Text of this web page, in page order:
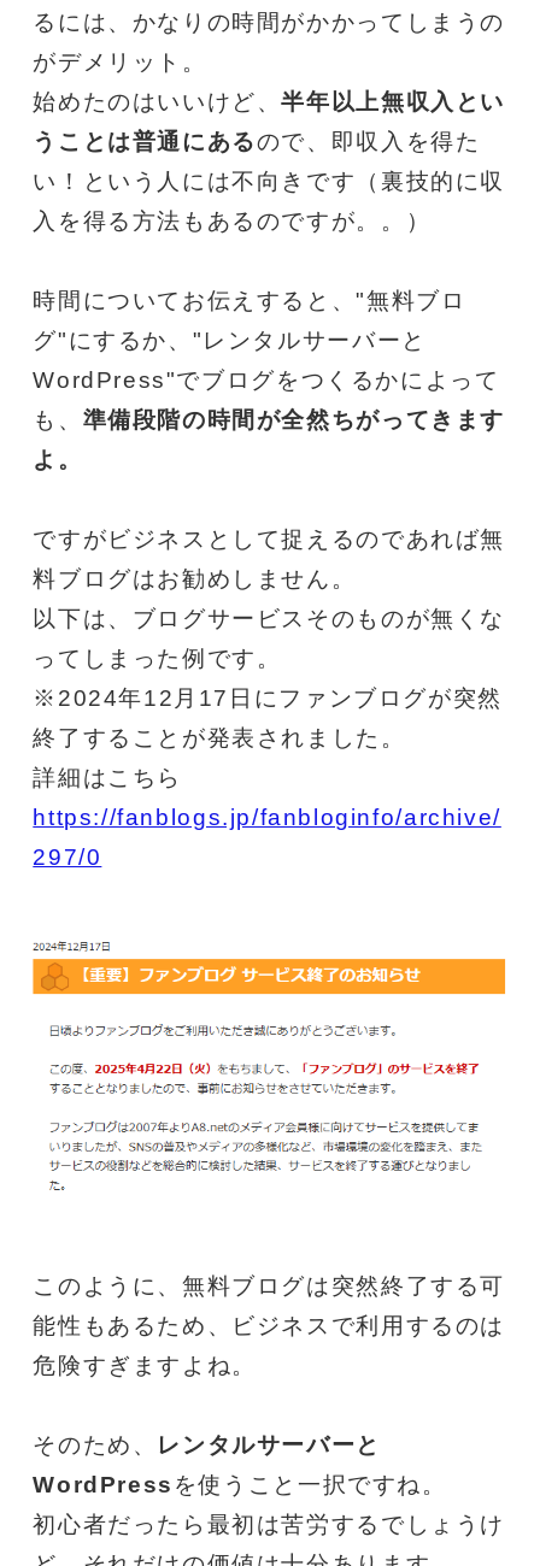
るには、かなりの時間がかかってしまうの
がデメリット。
始めたのはいいけど、半年以上無収入とい
うことは普通にあるので、即収入を得た
い！という人には不向きです（裏技的に収
入を得る方法もあるのですが。。）
時間についてお伝えすると、"無料ブロ
グ"にするか、"レンタルサーバーと
WordPress"でブログをつくるかによって
も、 準備段階の時間が全然ちがってきます
よ。
ですがビジネスとして捉えるのであれば無
料ブログはお勧めしません。
以下は、ブログサービスそのものが無くな
ってしまった例です。
※2024年12月17日にファンブログが突然
終了することが発表されました。
https://fanblogs.jp/fanbloginfo/archive/
297/0
このように、無料ブログは突然終了する可
能性もあるため、ビジネスで利用するのは
危険すぎますよね。
そのため、
レンタルサーバーと
WordPress を使うこと一択ですね。
初心者だったら最初は苦労するでしょうけ